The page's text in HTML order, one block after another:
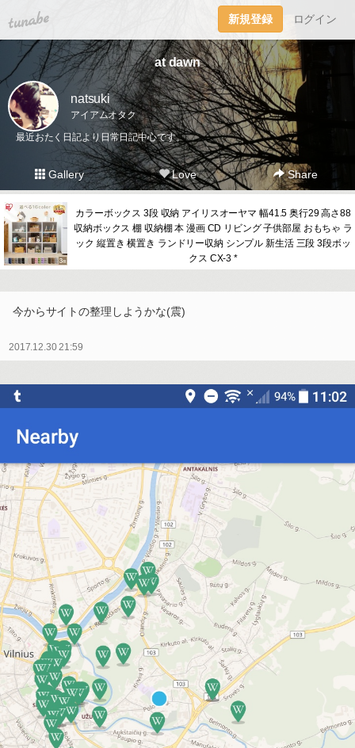
tuna.be 新規登録 ログイン
at dawn
natsuki
アイアムオタク
最近おたく日記より日常日記中心です。
Gallery Love Share
カラーボックス 3段 収納 アイリスオーヤマ 幅41.5 奥行29 高さ88
収納ボックス 棚 収納棚 本 漫画 CD リビング 子供部屋 おもちゃ ラ
ック 縦置き 横置き ランドリー収納 シンプル 新生活 三段 3段ボッ
クス CX-3 *
今からサイトの整理しようかな(震)
2017.12.30 21:59